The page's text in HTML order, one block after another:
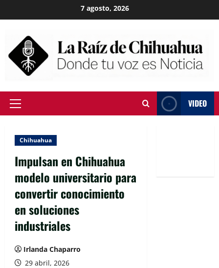
to
7 agosto, 2026
Primary
VIDEO
Chihuahua
Impulsan en Chihuahua
modelo universitario para
convertir conocimiento
en soluciones
industriales
Irlanda Chaparro
29 abril, 2026